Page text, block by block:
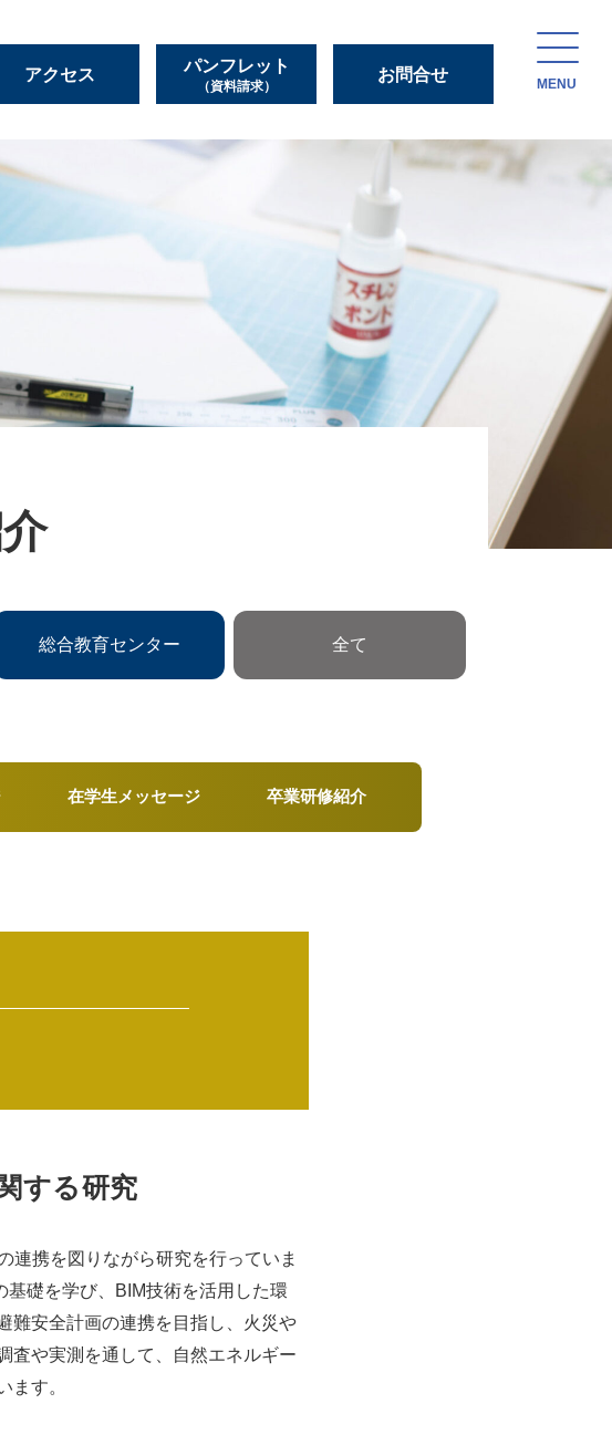
アクセス パンフレット
（資料請求）
お問合せ
MENU
総合教育センター 全て
在学生メッセージ 卒業研修紹介
する研究
連携を図りながら研究を行っていま
礎を学び、BIM技術を活用した環
難安全計画の連携を目指し、火災や
査や実測を通して、自然エネルギー
ます。